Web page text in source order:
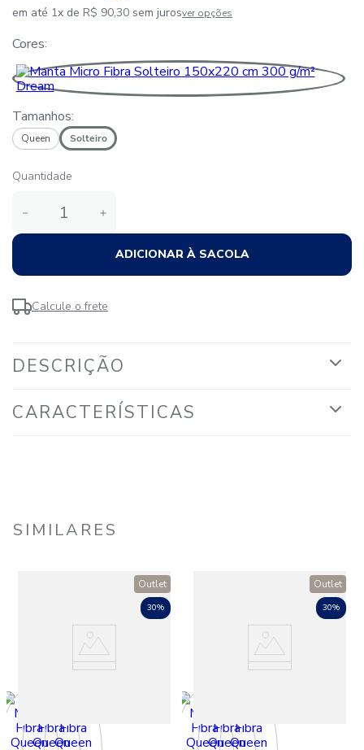
em até 1x de R$ 90,30 sem jurosver opções
Cores
Tamanhos:
Queen Solteiro
Quantidade
＋
－
ADICIONAR À SACOLA
Calcule o frete
DESCRIÇÃO
CARACTERÍSTICAS
SIMILARES
30%
Outlet
30%
Outlet